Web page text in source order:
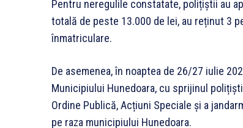
Pentru neregulile constatate, polițiștii au
totală de peste 13.000 de lei, au reținut 3
înmatriculare.
De asemenea, în noaptea de 26/27 iulie
Municipiului Hunedoara, cu sprijinul
Ordine Publică, Acțiuni Speciale și a
pe raza municipiului Hunedoara.